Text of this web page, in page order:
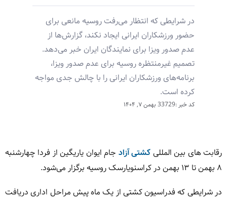
در شرایطی که انتظار می‌رفت روسیه مانعی برای
حضور ورزشکاران ایرانی ایجاد نکند، گزارش‌ها از
عدم صدور ویزا برای نمایندگان ایران خبر می‌دهد.
تصمیم غیرمنتظره روسیه برای عدم صدور ویزا،
برنامه‌های ورزشکاران ایرانی را با چالش جدی مواجه
کرده است.
کد خبر :33729 بهمن ۷, ۱۴۰۴
رقابت های بین المللی کشتی آزاد جام ایوان یاریگین از فردا چهارشنبه
۸ بهمن تا ۱۳ بهمن در کراسنویارسک روسیه برگزار می‌شود.
در شرایطی که فدراسیون کشتی از یک ماه پیش مراحل اداری دریافت